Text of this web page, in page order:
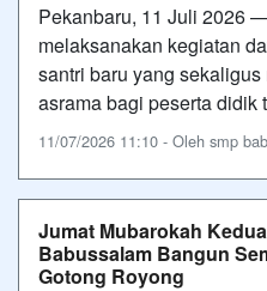
Pekanbaru, 11 Juli 2026
melaksanakan kegiatan
santri baru yang
asrama bagi peserta didik
11/07/2026 11:10 - Oleh smp
Jumat Mubarokah
Babussalam Bangun
Gotong Royong